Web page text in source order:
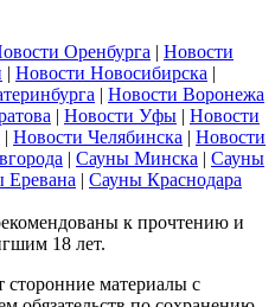
Оренбурга | Новости
| Новости Новосибирска |
| Новости Воронежа
| Новости Уфы | Новости
| Новости Челябинска | Новости
| Сауны Минска | Сауны
Еревана | Сауны Краснодара
к прочтению и
18 лет.
сторонние материалы с